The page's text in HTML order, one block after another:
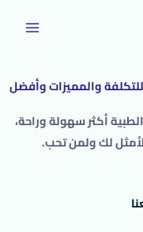
والمميزات وأفضل
أكثر سهولة وراحة،
لك ولمن تحب.